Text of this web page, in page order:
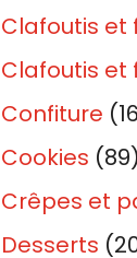
Clafoutis et
Clafoutis et
Confiture
Cookies (89)
Crêpes et
Desserts